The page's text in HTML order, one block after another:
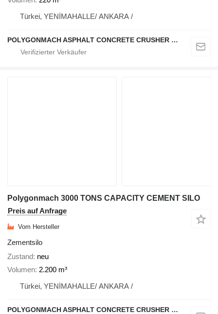
Türkei, YENİMAHALLE/ ANKARA /
POLYGONMACH ASPHALT CONCRETE CRUSHER SYSTEMS
Polygonmach 3000 TONS CAPACITY CEMENT SILO
Preis auf Anfrage
Vom Hersteller
Zementsilo
Zustand neu
Volumen 2.200 m³
Türkei, YENİMAHALLE/ ANKARA /
POLYGONMACH ASPHALT CONCRETE CRUSHER SYSTEMS